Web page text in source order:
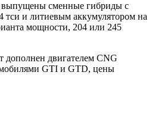
выпущены сменные гибриды с
тси и литиевым аккумулятором на
мощности, 204 или 245
дополнен двигателем CNG
GTI и GTD, цены